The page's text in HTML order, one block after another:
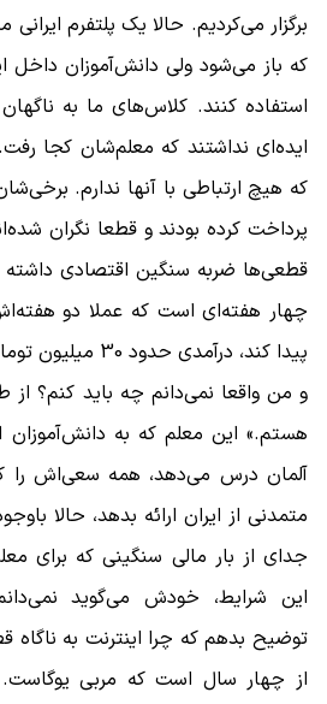
برگزار می‌کردیم. حالا یک پلتفرم ایرانی
که باز می‌شود ولی دانش‌آموزان داخل
استفاده کنند. کلاس‌های ما به
ایده‌ای نداشتند که معلم‌شان کجا
که هیچ ارتباطی با آنها ندارم.
پرداخت کرده بودند و قطعا نگران
قطعی‌ها ضربه سنگین اقتصادی
چهار هفته‌ای است که عملا دو
پیدا کند، درآمدی
و من واقعا نمی‌دانم چه باید کنم؟ از
هستم.» این معلم که به دانش‌آموزان
آلمان درس می‌دهد، همه سعی‌اش را
متمدنی از ایران ارائه بدهد، حالا
جدای از بار مالی سنگینی که برای
این شرایط، خودش می‌گوید
توضیح بدهم که چرا اینترنت به
از چهار سال است که مربی یوگاست.